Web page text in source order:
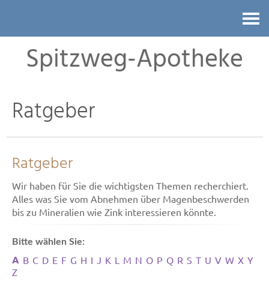
Spitzweg-Apotheke
Ratgeber
Ratgeber
Wir haben für Sie die wichtigsten Themen recherchiert.
Alles was Sie vom Abnehmen über Magenbeschwerden
bis zu Mineralien wie Zink interessieren könnte.
Bitte wählen Sie:
A B C D E F G H I J K L M N O P Q R S T U V W X Y
Z